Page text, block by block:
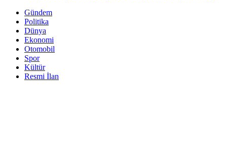
Gündem
Politika
Dünya
Ekonomi
Otomobil
Spor
Kültür
Resmi İlan